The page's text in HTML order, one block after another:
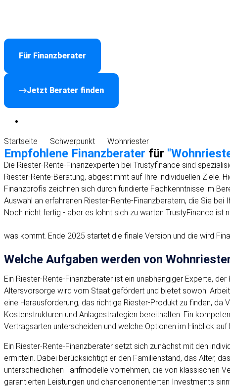
Für Finanzberater
Jetzt Berater finden
Startseite Schwerpunkt Wohnriester
Empfohlene Finanzberater für
Die Riester-Rente-Finanzexperten bei Trustyfinance sind
Riester-Rente-Beratung, abgestimmt auf Ihre individuellen Ziele.
Finanzprofis zeichnen sich durch fundierte Fachkenntnisse im
Auswahl an erfahrenen Riester-Rente-Finanzberatern, die Sie bei
Noch nicht fertig - aber es lohnt sich zu warten TrustyFinance ist
was kommt. Ende 2025 startet die finale Version und die wird
Welche Aufgaben werden von
Ein Riester-Rente-Finanzberater ist ein unabhängiger Experte,
Altersvorsorge wird vom Staat gefördert und bietet sowohl
eine Herausforderung, das richtige Riester-Produkt zu finden,
Kostenstrukturen und Anlagestrategien bereithalten. Ein
Vertragsarten unterscheiden und welche Optionen im Hinblick
Ein Riester-Rente-Finanzberater setzt sich zunächst mit den
ermitteln. Dabei berücksichtigt er den Familienstand, das Alter,
unterschiedlichen Tarifmodelle vornehmen, die von klassischen
garantierten Leistungen und chancenorientierten Investments